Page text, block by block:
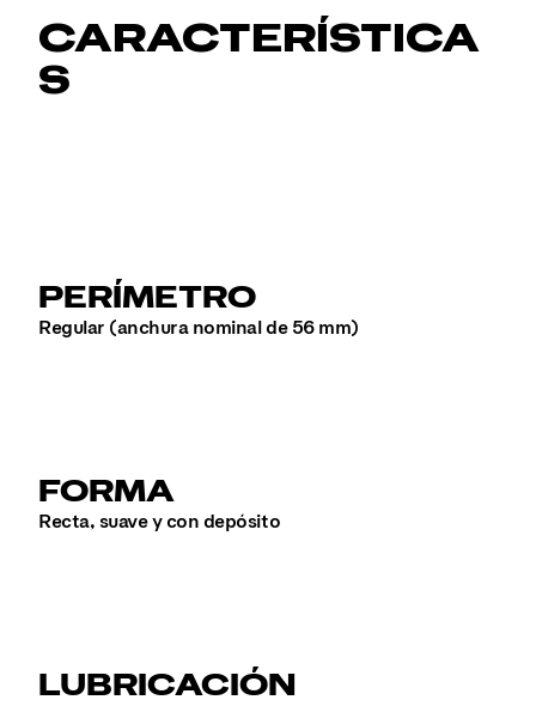
CARACTERÍSTICA
S
PERÍMETRO
Regular (anchura nominal de 56 mm)
FORMA
Recta, suave y con depósito
LUBRICACIÓN